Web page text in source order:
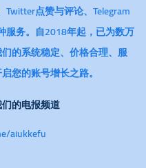
Twitter点赞与评论、Telegram
服务。自2018年起，已为数万
的系统稳定、价格合理、服
您的账号增长之路。
的电报频道
aiukkefu